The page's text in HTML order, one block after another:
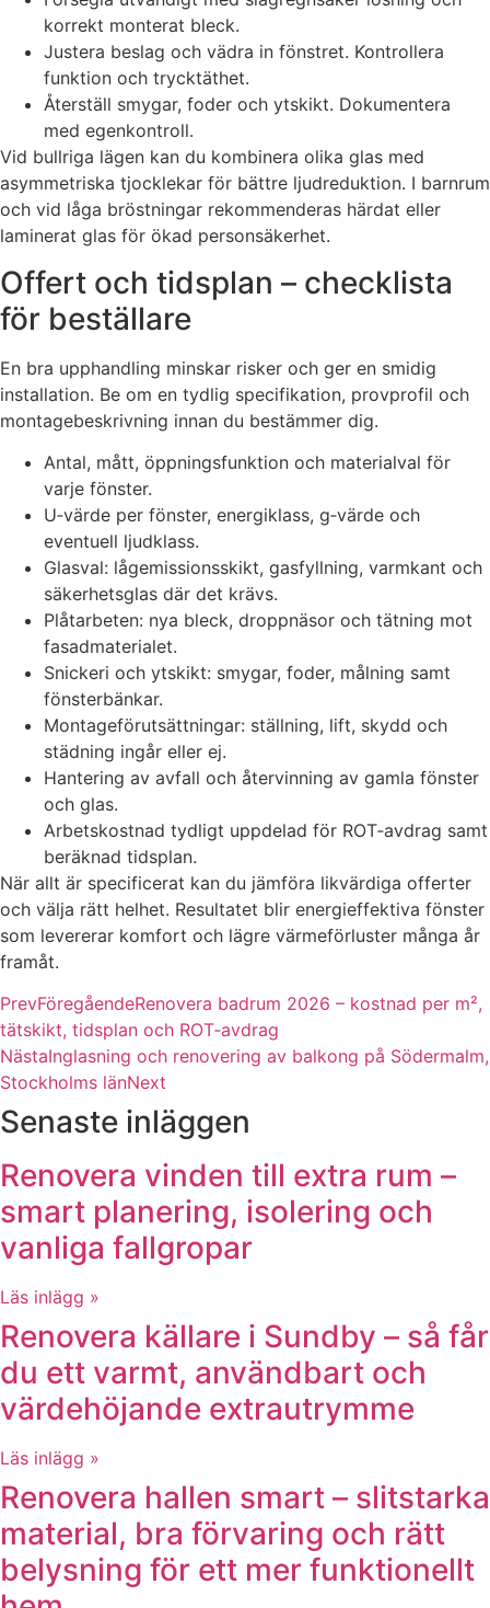
korrekt monterat bleck.
Justera beslag och vädra in fönstret. Kontrollera
funktion och trycktäthet.
Återställ smygar, foder och ytskikt. Dokumentera
med egenkontroll.
Vid bullriga lägen kan du kombinera olika glas med
asymmetriska tjocklekar för bättre ljudreduktion. I barnrum
och vid låga bröstningar rekommenderas härdat eller
laminerat glas för ökad personsäkerhet.
Offert och tidsplan – checklista
för beställare
En bra upphandling minskar risker och ger en smidig
installation. Be om en tydlig specifikation, provprofil och
montagebeskrivning innan du bestämmer dig.
Antal, mått, öppningsfunktion och materialval för
varje fönster.
U‑värde per fönster, energiklass, g‑värde och
eventuell ljudklass.
Glasval: lågemissionsskikt, gasfyllning, varmkant och
säkerhetsglas där det krävs.
Plåtarbeten: nya bleck, droppnäsor och tätning mot
fasadmaterialet.
Snickeri och ytskikt: smygar, foder, målning samt
fönsterbänkar.
Montageförutsättningar: ställning, lift, skydd och
städning ingår eller ej.
Hantering av avfall och återvinning av gamla fönster
och glas.
Arbetskostnad tydligt uppdelad för ROT‑avdrag samt
beräknad tidsplan.
När allt är specificerat kan du jämföra likvärdiga offerter
och välja rätt helhet. Resultatet blir energieffektiva fönster
som levererar komfort och lägre värmeförluster många år
framåt.
PrevFöregåendeRenovera badrum 2026 – kostnad per m²,
tätskikt, tidsplan och ROT‑avdrag
NästaInglasning och renovering av balkong på Södermalm,
Stockholms länNext
Senaste inläggen
Renovera vinden till extra rum –
smart planering, isolering och
vanliga fallgropar
Läs inlägg »
Renovera källare i Sundby – så får
du ett varmt, användbart och
värdehöjande extrautrymme
Läs inlägg »
Renovera hallen smart – slitstarka
material, bra förvaring och rätt
belysning för ett mer funktionellt